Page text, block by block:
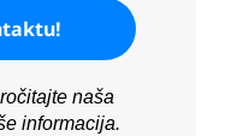
naša
informacija.